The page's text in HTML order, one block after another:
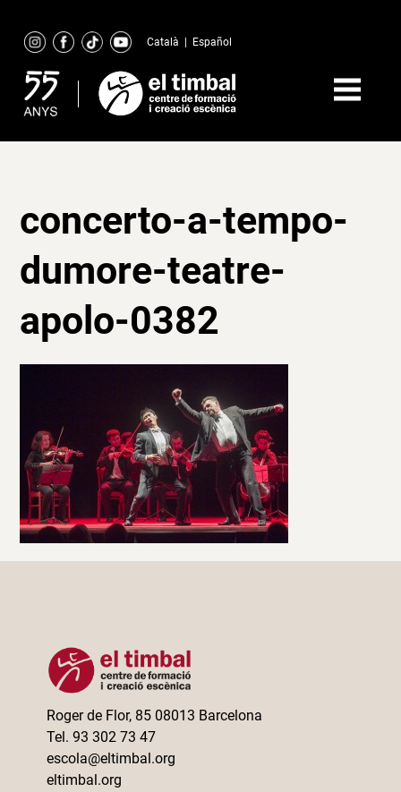
content
Català Español
concerto-a-tempo-
dumore-teatre-
apolo-0382
Roger de Flor, 85 08013 Barcelona
Tel. 93 302 73 47
escola@eltimbal.org
eltimbal.org